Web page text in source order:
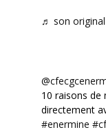
♬ son original
10 raisons de
directement
#enermine